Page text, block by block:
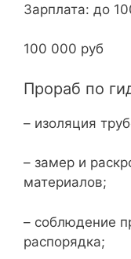
Зарплата: до
100 000 руб
Прораб по
– изоляция
– замер и
материалов;
– соблюдение
распорядка;